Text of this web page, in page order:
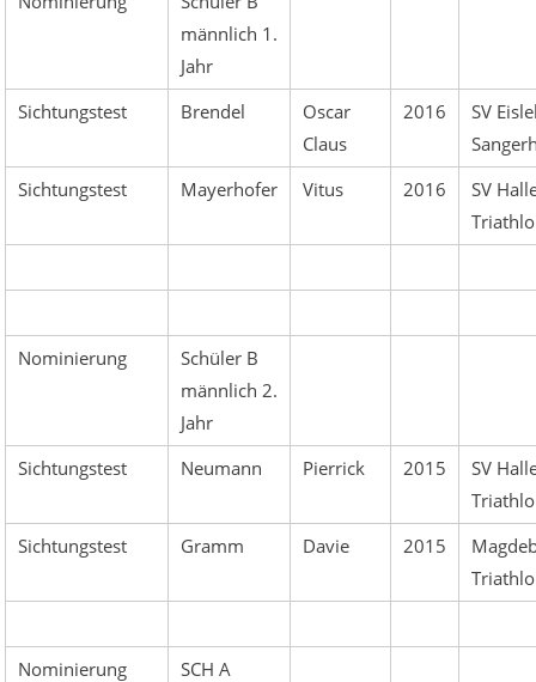
männlich 1.
Jahr
Sichtungstest
Brendel
Oscar
Claus
2016
SV
Sichtungstest
Mayerhofer Vitus 2016
SV
Nominierung
Schüler B
männlich 2.
Jahr
Sichtungstest
Neumann Pierrick 2015
SV
Sichtungstest
Gramm Davie 2015
Nominierung
SCH A